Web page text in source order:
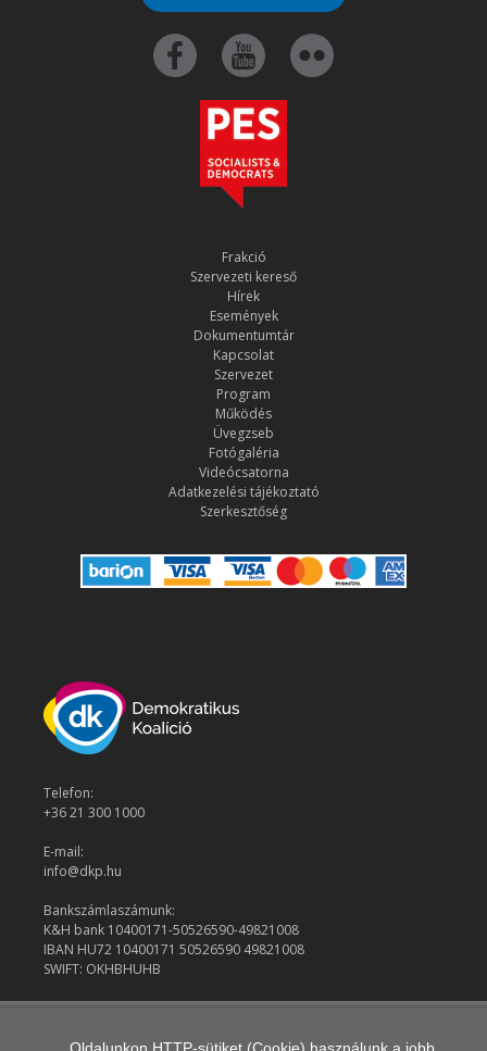
Frakció
Szervezeti kereső
Hírek
Események
Dokumentumtár
Kapcsolat
Szervezet
Program
Működés
Üvegzseb
Fotógaléria
Videócsatorna
Adatkezelési tájékoztató
Szerkesztőség
Telefon:
+36 21 300 1000
E-mail:
info@dkp.hu
Bankszámlaszámunk:
K&H bank 10400171-50526590-49821008
IBAN HU72 10400171 50526590 49821008
SWIFT: OKHBHUHB